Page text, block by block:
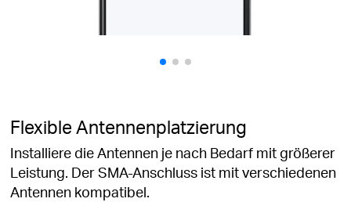
Flexible Antennenplatzierung
Installiere die Antennen je nach Bedarf mit größerer
Leistung. Der SMA-Anschluss ist mit verschiedenen
Antennen kompatibel.